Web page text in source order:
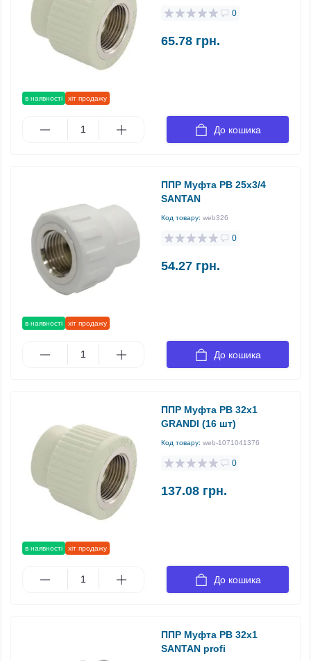
в наявності хіт продажу
0
65.78 грн.
До кошика
в наявності хіт продажу
ППР Муфта РВ 25х3/4
SANTAN
Код товару: web326
0
54.27 грн.
До кошика
в наявності хіт продажу
ППР Муфта РВ 32х1
GRANDI (16 шт)
Код товару: web-1071041376
0
137.08 грн.
До кошика
ППР Муфта РВ 32х1
SANTAN profi